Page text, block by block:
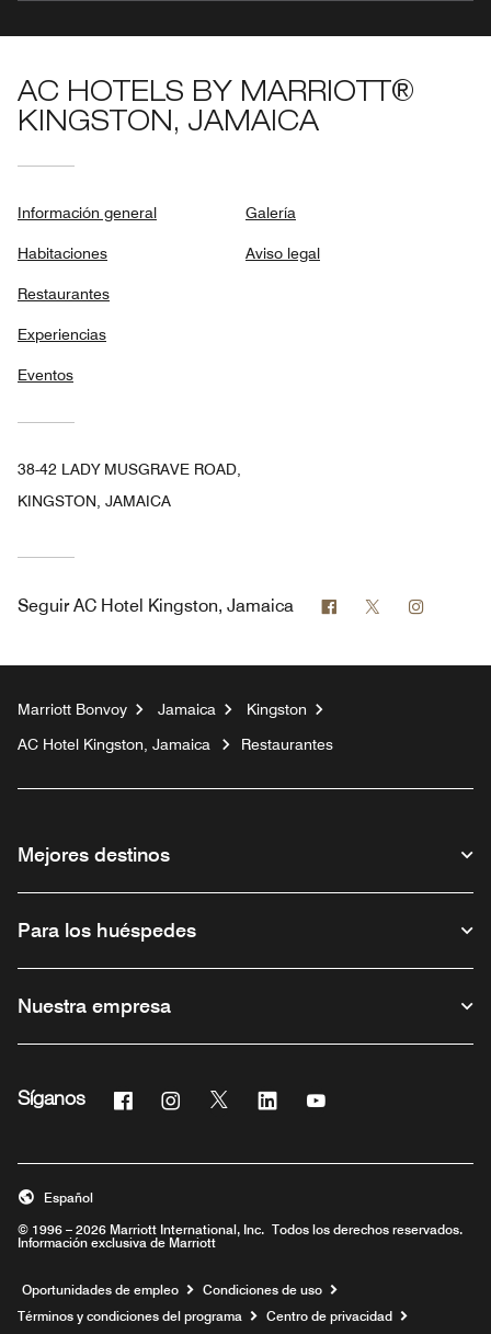
AC HOTELS BY MARRIOTT®
KINGSTON, JAMAICA
Información general
Habitaciones
Restaurantes
Experiencias
Eventos
Galería
Aviso legal
38-42 LADY MUSGRAVE ROAD,
KINGSTON, JAMAICA
Seguir AC Hotel Kingston, Jamaica Facebook
Twitter
Marriott Bonvoy Jamaica
Kingston
AC Hotel Kingston, Jamaica
Restaurantes
Mejores destinos
Para los huéspedes
Nuestra empresa
Síganos Facebook
Abre una ventana nueva
Instagram
Abre una ventana nueva
Twitter
Abre una ventana nueva
Linkedin
Abre una ventana nueva
Abre una ventana
© 1996 – 2026 Marriott International, Inc. Todos los derechos reservados.
Información exclusiva de Marriott
Español
Oportunidades de empleo Abre una ventana nueva
Condiciones de uso
Términos y condiciones del programa
Centro de privacidad